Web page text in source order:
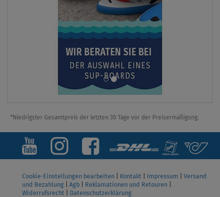
*Niedrigster Gesamtpreis der letzten 30 Tage vor der Preisermäßigung.
Cookie-Einstellungen bearbeiten Kontakt Impressum
Versand
und Bezahlung
Agb Reklamationen und Retouren
Widerrufsrecht
Datenschutzerklärung